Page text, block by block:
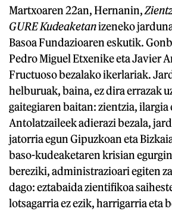
Martxoaren 22an, Hernanin,
GURE Kudeaketanizeneko
Basoa Fundazioaren eskutik.
Pedro Miguel Etxenike eta Javier
Fructuoso bezalako ikerlariak.
helburuak, baina, ez dira errazak
gaitegiaren baitan: zientzia, ilargia
Antolatzaileek adierazi bezala,
jatorria egun Gipuzkoan eta
baso-kudeaketaren krisian
bereziki, administrazioari egiten
dago: eztabaida zientifikoa
lotsagarria ez ezik, harrigarria eta